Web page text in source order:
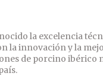
la excelencia
la innovación y la
de porcino ibérico